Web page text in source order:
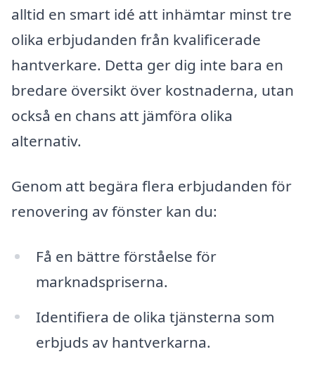
alltid en smart idé att inhämtar minst tre
olika erbjudanden från kvalificerade
hantverkare. Detta ger dig inte bara en
bredare översikt över kostnaderna, utan
också en chans att jämföra olika
alternativ.
Genom att begära flera erbjudanden för
renovering av fönster kan du:
Få en bättre förståelse för
marknadspriserna.
Identifiera de olika tjänsterna som
erbjuds av hantverkarna.